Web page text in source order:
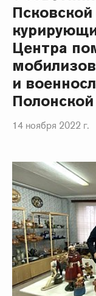
Центра
и
Полонской
14 ноября 2022 г.